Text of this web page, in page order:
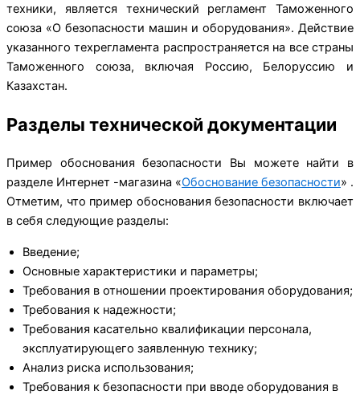
техники, является технический регламент Таможенного
союза «О безопасности машин и оборудования». Действие
указанного техрегламента распространяется на все страны
Таможенного союза, включая Россию, Белоруссию и
Казахстан.
Разделы технической документации
Пример обоснования безопасности Вы можете найти в
разделе Интернет -магазина «Обоснование безопасности» .
Отметим, что пример обоснования безопасности включает
в себя следующие разделы:
Введение;
Основные характеристики и параметры;
Требования в отношении проектирования оборудования;
Требования к надежности;
Требования касательно квалификации персонала,
эксплуатирующего заявленную технику;
Анализ риска использования;
Требования к безопасности при вводе оборудования в